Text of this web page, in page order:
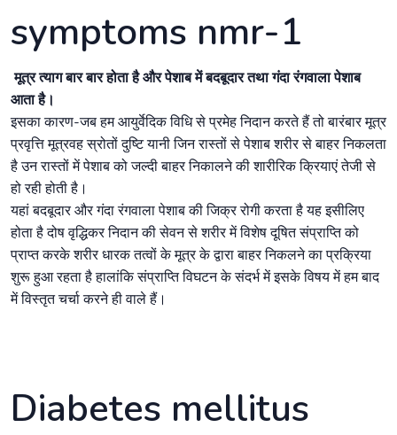
symptoms nmr-1
मूत्र त्याग बार बार होता है और पेशाब में बदबूदार तथा गंदा रंगवाला पेशाब
आता है।
इसका कारण-जब हम आयुर्वेदिक विधि से प्रमेह निदान करते हैं तो बारंबार मूत्र
प्रवृत्ति मूत्रवह स्रोतों दुष्टि यानी जिन रास्तों से पेशाब शरीर से बाहर निकलता
है उन रास्तों में पेशाब को जल्दी बाहर निकालने की शारीरिक क्रियाएं तेजी से
हो रही होती है।
यहां बदबूदार और गंदा रंगवाला पेशाब की जिक्र रोगी करता है यह इसीलिए
होता है दोष वृद्धिकर निदान की सेवन से शरीर में विशेष दूषित संप्राप्ति को
प्राप्त करके शरीर धारक तत्वों के मूत्र के द्वारा बाहर निकलने का प्रक्रिया
शुरू हुआ रहता है हालांकि संप्राप्ति विघटन के संदर्भ में इसके विषय में हम बाद
में विस्तृत चर्चा करने ही वाले हैं।
Diabetes mellitus